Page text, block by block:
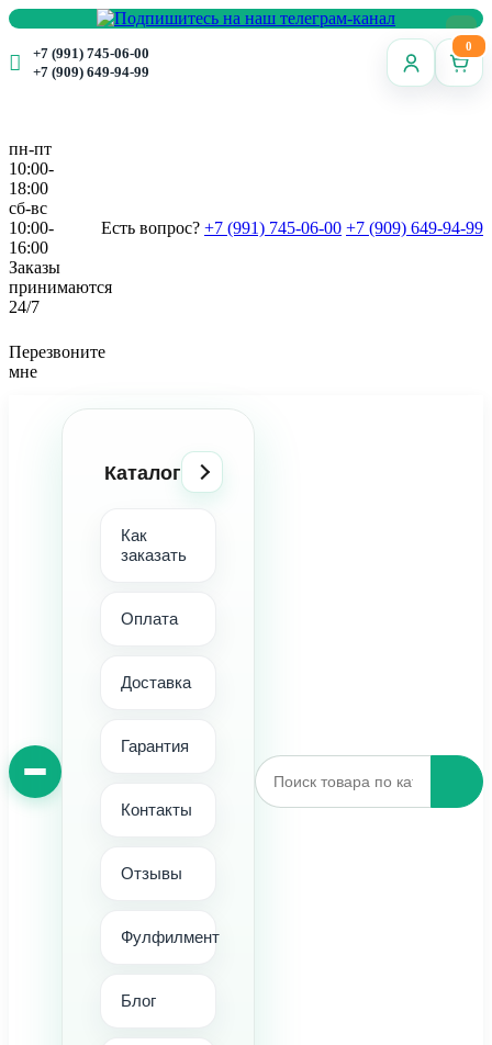
+7 (991) 745-06-00
+7 (909) 649-94-99
0
пн-пт
10:00-
18:00
сб-вс
10:00-
16:00
Заказы
принимаются
24/7
Есть вопрос? +7 (991) 745-06-00 +7 (909) 649-94-99
Перезвоните
мне
Каталог
Как
заказать
Оплата
Доставка
Гарантия
Контакты
Отзывы
Фулфилмент
Блог